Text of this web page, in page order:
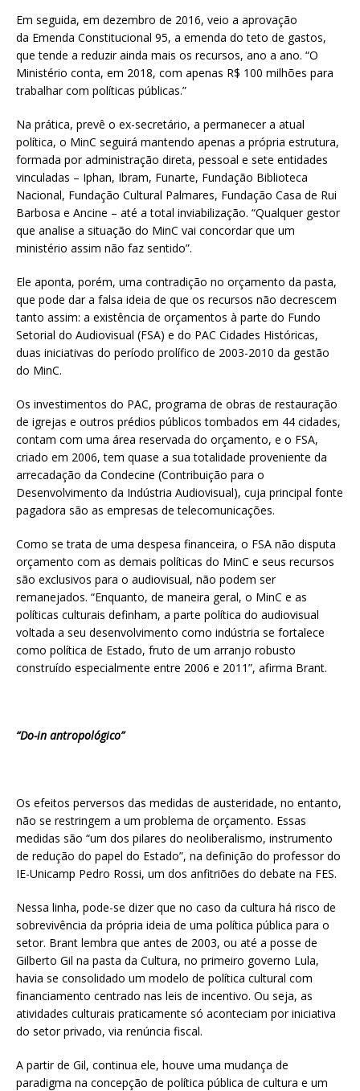
Em seguida, em dezembro de 2016, veio a aprovação
da Emenda Constitucional 95, a emenda do teto de gastos,
que tende a reduzir ainda mais os recursos, ano a ano. “O
Ministério conta, em 2018, com apenas R$ 100 milhões para
trabalhar com políticas públicas.”
Na prática, prevê o ex-secretário, a permanecer a atual
política, o MinC seguirá mantendo apenas a própria estrutura,
formada por administração direta, pessoal e sete entidades
vinculadas – Iphan, Ibram, Funarte, Fundação Biblioteca
Nacional, Fundação Cultural Palmares, Fundação Casa de Rui
Barbosa e Ancine – até a total inviabilização. “Qualquer gestor
que analise a situação do MinC vai concordar que um
ministério assim não faz sentido”.
Ele aponta, porém, uma contradição no orçamento da pasta,
que pode dar a falsa ideia de que os recursos não decrescem
tanto assim: a existência de orçamentos à parte do Fundo
Setorial do Audiovisual (FSA) e do PAC Cidades Históricas,
duas iniciativas do período prolífico de 2003-2010 da gestão
do MinC.
Os investimentos do PAC, programa de obras de restauração
de igrejas e outros prédios públicos tombados em 44 cidades,
contam com uma área reservada do orçamento, e o FSA,
criado em 2006, tem quase a sua totalidade proveniente da
arrecadação da Condecine (Contribuição para o
Desenvolvimento da Indústria Audiovisual), cuja principal fonte
pagadora são as empresas de telecomunicações.
Como se trata de uma despesa financeira, o FSA não disputa
orçamento com as demais políticas do MinC e seus recursos
são exclusivos para o audiovisual, não podem ser
remanejados. “Enquanto, de maneira geral, o MinC e as
políticas culturais definham, a parte política do audiovisual
voltada a seu desenvolvimento como indústria se fortalece
como política de Estado, fruto de um arranjo robusto
construído especialmente entre 2006 e 2011”, afirma Brant.
“Do-in antropológico”
Os efeitos perversos das medidas de austeridade, no entanto,
não se restringem a um problema de orçamento. Essas
medidas são “um dos pilares do neoliberalismo, instrumento
de redução do papel do Estado”, na definição do professor do
IE-Unicamp Pedro Rossi, um dos anfitriões do debate na FES.
Nessa linha, pode-se dizer que no caso da cultura há risco de
sobrevivência da própria ideia de uma política pública para o
setor. Brant lembra que antes de 2003, ou até a posse de
Gilberto Gil na pasta da Cultura, no primeiro governo Lula,
havia se consolidado um modelo de política cultural com
financiamento centrado nas leis de incentivo. Ou seja, as
atividades culturais praticamente só aconteciam por iniciativa
do setor privado, via renúncia fiscal.
A partir de Gil, continua ele, houve uma mudança de
paradigma na concepção de política pública de cultura e um